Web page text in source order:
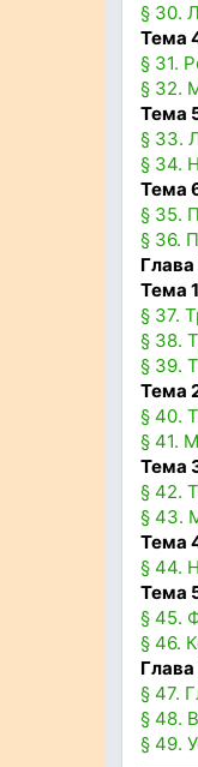
§ 30.
Тема
§ 31.
§ 32.
Тема
§ 33.
§ 34.
Тема
§ 35.
§ 36.
Тема
§ 37.
§ 38.
§ 39.
Тема
§ 40.
§ 41.
Тема
§ 42.
§ 43.
Тема
§ 44.
Тема
§ 45.
§ 46.
§ 47.
§ 48.
§ 49.